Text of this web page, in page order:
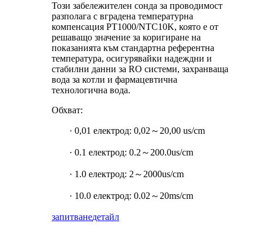
Този забележителен сонда за проводимост
разполага с вградена температурна
компенсация PT1000/NTC10K, която е от
решаващо значение за коригиране на
показанията към стандартна референтна
температура, осигурявайки надеждни и
стабилни данни за RO системи, захранваща
вода за котли и фармацевтична
технологична вода.
Обхват:
· 0,01 електрод: 0,02～20,00 us/cm
· 0.1 електрод: 0.2～200.0us/cm
· 1.0 електрод: 2～2000us/cm
· 10.0 електрод: 0.02～20ms/cm
запитванедетайл